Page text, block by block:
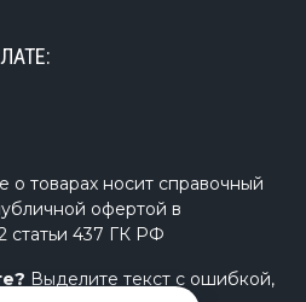
о товарах носит справочный
офертой в
статьи 437 ГК РФ
Выделите текст с ошибкой,